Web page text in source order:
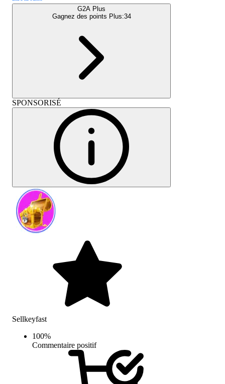
G2A Plus
Gagnez des points Plus:34
SPONSORISÉ
Sellkeyfast
100%
Commentaire positif